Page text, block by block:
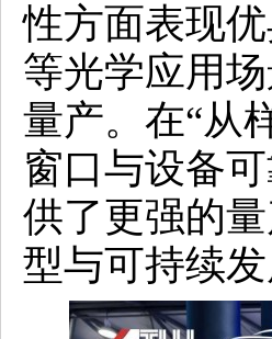
性方面表现
等光学应用
量产。在“从
窗口与设备
供了更强的
型与可持续